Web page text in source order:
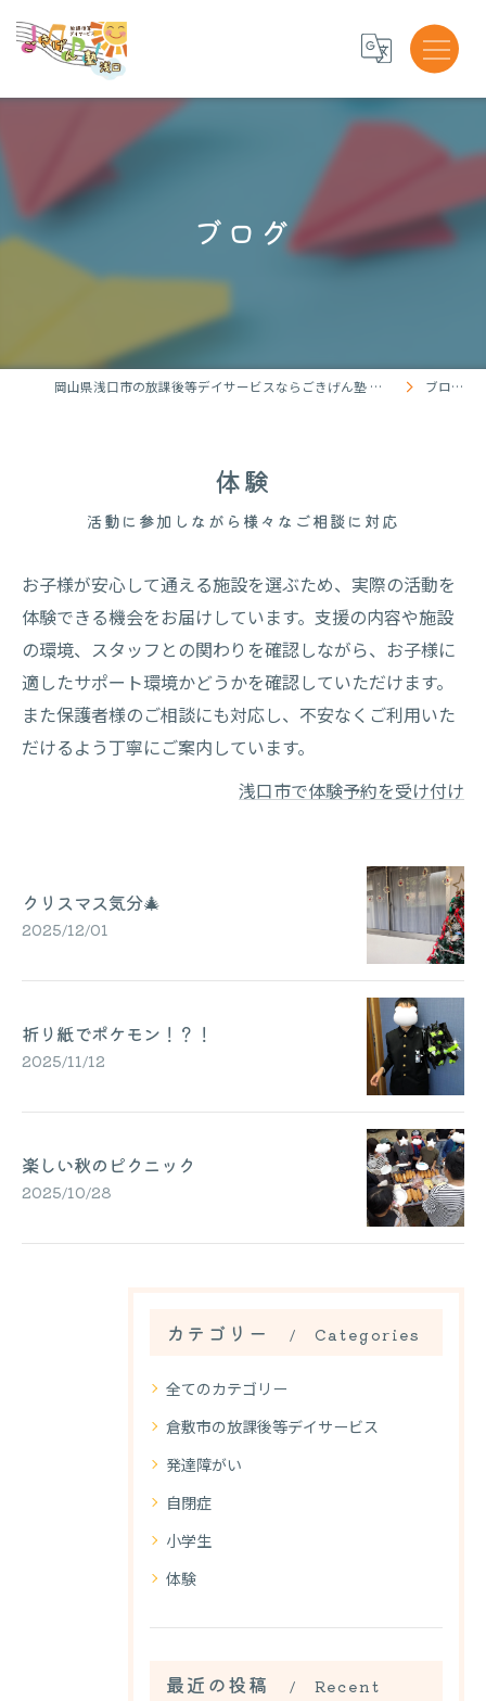
ブログ
岡山県浅口市の放課後等デイサービスならごきげん塾 浅口 ブログ
体験
活動に参加しながら様々なご相談に対応
お子様が安心して通える施設を選ぶため、実際の活動を
体験できる機会をお届けしています。支援の内容や施設
の環境、スタッフとの関わりを確認しながら、お子様に
適したサポート環境かどうかを確認していただけます。
また保護者様のご相談にも対応し、不安なくご利用いた
だけるよう丁寧にご案内しています。
浅口市で体験予約を受け付け
クリスマス気分🎄
2025/12/01
折り紙でポケモン！？！
2025/11/12
楽しい秋のピクニック
2025/10/28
カテゴリー Categories
全てのカテゴリー
倉敷市の放課後等デイサービス
発達障がい
自閉症
小学生
体験
最近の投稿
Recent